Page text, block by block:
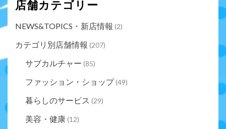
店舗カテゴリー
NEWS&TOPICS・新店情報 (2)
カテゴリ別店舗情報 (207)
サブカルチャー (85)
ファッション・ショップ(49)
暮らしのサービス (29)
美容・健康(12)